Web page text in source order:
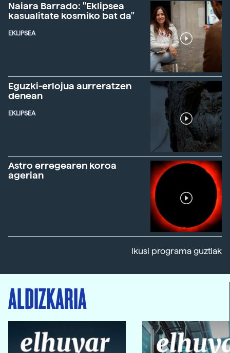
Naiara Barrado: "Eklipsea
kasualitate kosmiko bat da"
EKLIPSEA
Eguzki-erlojua aurreratzen
denean
EKLIPSEA
Astro erregearen koroa
agerian
Ikusi programa guztiak
ALDIZKARIA